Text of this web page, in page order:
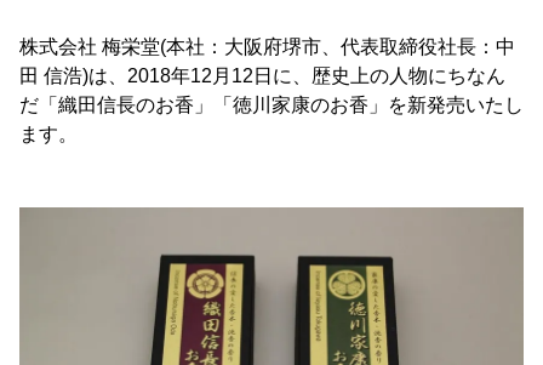
株式会社 梅栄堂(本社：大阪府堺市、代表取締役社長：中
田 信浩)は、2018年12月12日に、歴史上の人物にちなん
だ「織田信長のお香」「徳川家康のお香」を新発売いたし
ます。